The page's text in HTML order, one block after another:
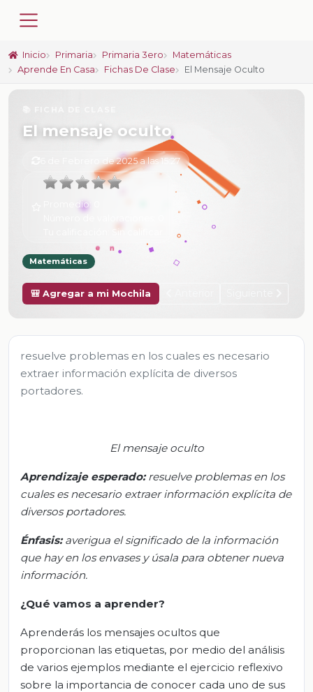
Inicio Primaria Primaria 3ero
Matemáticas
Aprende En Casa
Fichas De Clase El Mensaje Oculto
El mensaje oculto
6 de Febrero de 2025 a las 15:27
Promedio:
Sin calificar
Matemáticas
🎒 Agregar a mi Mochila
resuelve problemas en los cuales es necesario
extraer información explícita de diversos
portadores.
El mensaje oculto
Aprendizaje esperado: resuelve problemas en los
cuales es necesario extraer información explícita de
diversos portadores.
Énfasis: averigua el significado de la información
que hay en los envases y úsala para obtener nueva
información.
¿Qué vamos a aprender?
Aprenderás los mensajes ocultos que
proporcionan las etiquetas, por medio del análisis
de varios ejemplos mediante el ejercicio reflexivo
sobre la importancia de conocer cada uno de sus